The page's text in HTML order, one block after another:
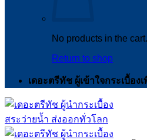
No products in the cart.
Return to shop
เดอะตรีทัช ผู้เข้าใจกระเบื้อ